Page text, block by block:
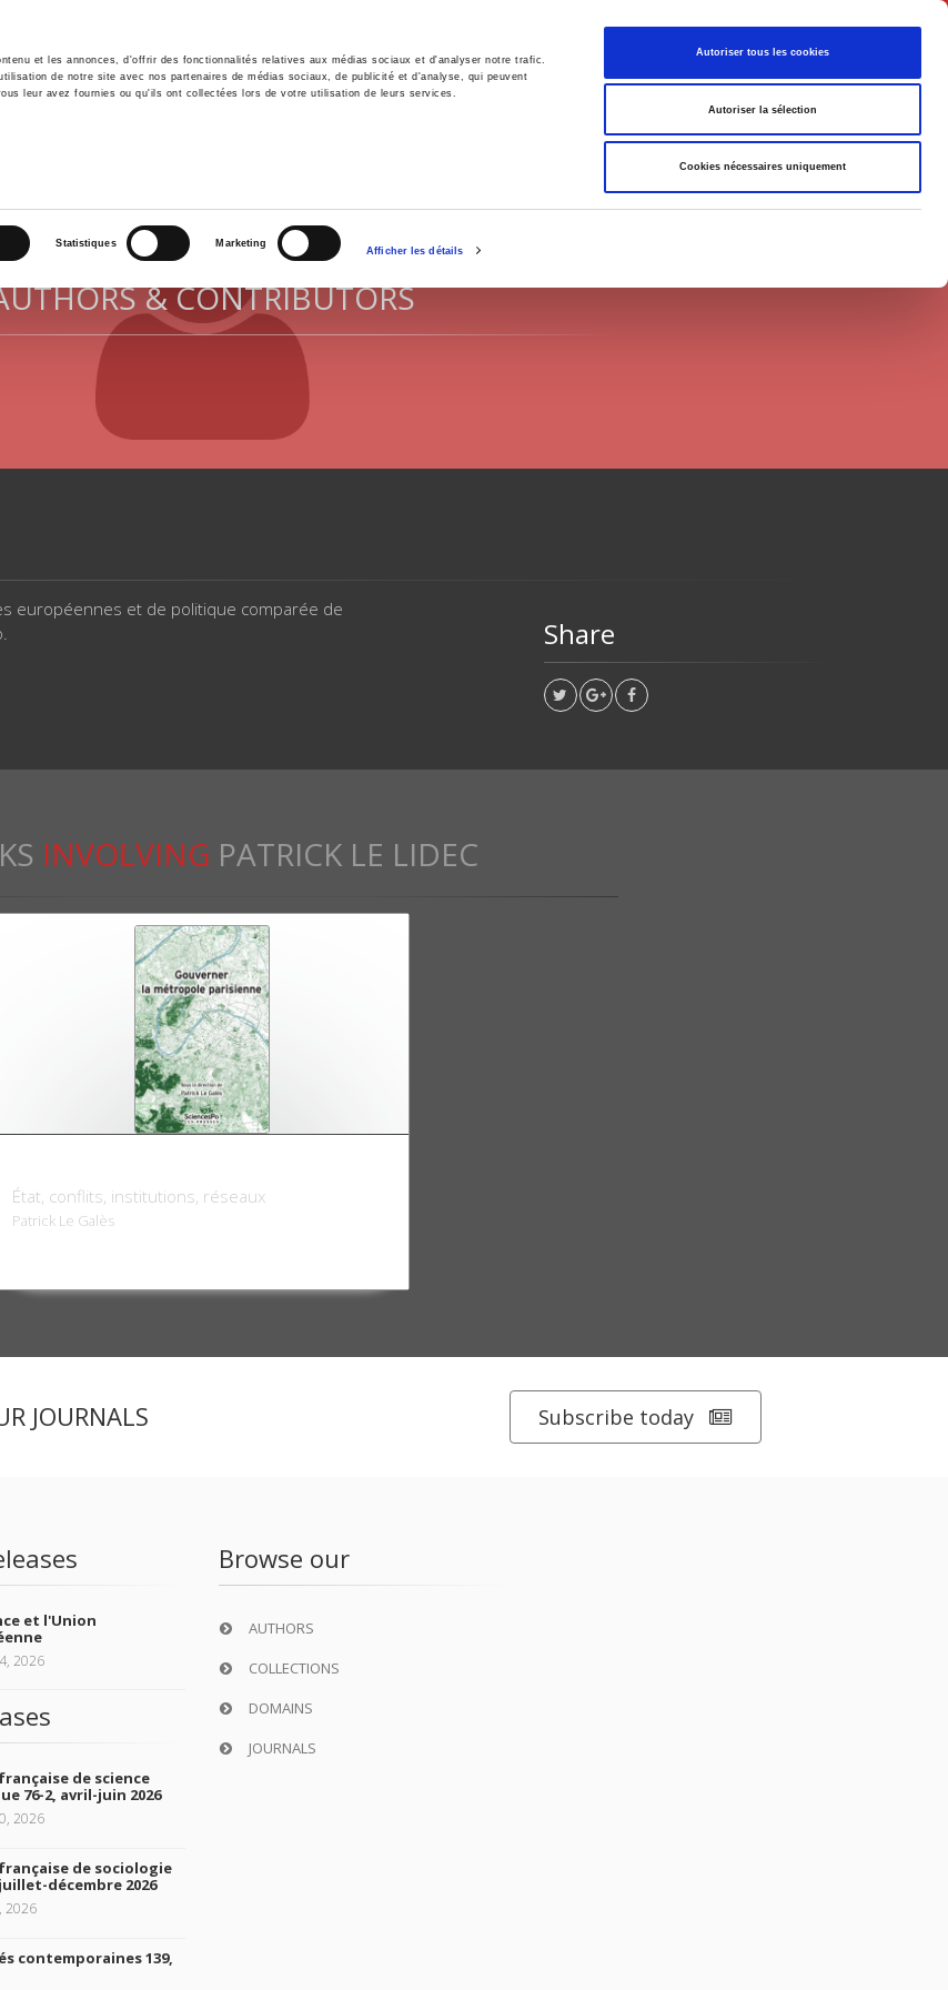
et les annonces, d'offrir des fonctionnalités relatives aux médias sociaux et d'analyser notre trafic.
de notre site avec nos partenaires de médias sociaux, de publicité et d'analyse, qui peuvent
leur avez fournies ou qu'ils ont collectées lors de votre utilisation de leurs services.
Statistiques Marketing
Afficher les détails
Autoriser tous les cookies
Autoriser la sélection
Cookies nécessaires uniquement
English
Environment History International Politics
& CONTRIBUTORS
européennes et de politique comparée de
Share
INVOLVING PATRICK LE LIDEC
État, conflits, institutions, réseaux
Patrick Le Galès
JOURNALS Subscribe today
et l'Union
2026
de science
76-2, avril-juin 2026
2026
de sociologie
décembre 2026
2026
contemporaines 139,
Browse our
AUTHORS
COLLECTIONS
DOMAINS
JOURNALS